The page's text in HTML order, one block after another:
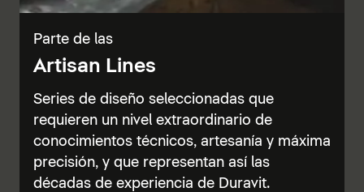
Parte de las
Artisan Lines
Series de diseño seleccionadas que
requieren un nivel extraordinario de
conocimientos técnicos, artesanía y máxima
precisión, y que representan así las
décadas de experiencia de Duravit.